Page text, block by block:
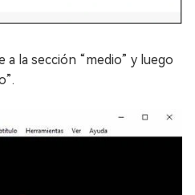
la sección “medio” y luego